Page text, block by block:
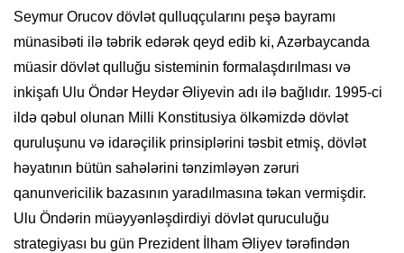
Seymur Orucov dövlət qulluqçularını peşə bayramı
münasibəti ilə təbrik edərək qeyd edib ki, Azərbaycanda
müasir dövlət qulluğu sisteminin formalaşdırılması və
inkişafı Ulu Öndər Heydər Əliyevin adı ilə bağlıdır. 1995-ci
ildə qəbul olunan Milli Konstitusiya ölkəmizdə dövlət
quruluşunu və idarəçilik prinsiplərini təsbit etmiş, dövlət
həyatının bütün sahələrini tənzimləyən zəruri
qanunvericilik bazasının yaradılmasına təkan vermişdir.
Ulu Öndərin müəyyənləşdirdiyi dövlət quruculuğu
strategiyası bu gün Prezident İlham Əliyev tərəfindən